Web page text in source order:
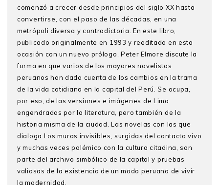
comenzó a crecer desde principios del siglo XX hasta
convertirse, con el paso de las décadas, en una
metrópoli diversa y contradictoria. En este libro,
publicado originalmente en 1993 y reeditado en esta
ocasión con un nuevo prólogo, Peter Elmore discute la
forma en que varios de los mayores novelistas
peruanos han dado cuenta de los cambios en la trama
de la vida cotidiana en la capital del Perú. Se ocupa,
por eso, de las versiones e imágenes de Lima
engendradas por la literatura, pero también de la
historia misma de la ciudad. Las novelas con las que
dialoga Los muros invisibles , surgidas del contacto vivo
y muchas veces polémico con la cultura citadina, son
parte del archivo simbólico de la capital y pruebas
valiosas de la existencia de un modo peruano de vivir
la modernidad.